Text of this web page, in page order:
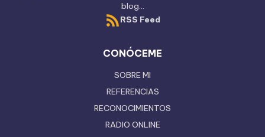
blog...
RSS Feed
CONÓCEME
SOBRE MI
REFERENCIAS
RECONOCIMIENTOS
RADIO ONLINE